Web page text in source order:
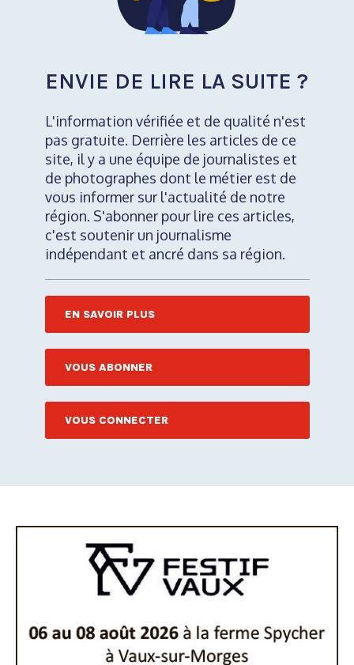
ENVIE DE LIRE LA SUITE ?
L'information vérifiée et de qualité n'est
pas gratuite. Derrière les articles de ce
site, il y a une équipe de journalistes et
de photographes dont le métier est de
vous informer sur l'actualité de notre
région. S'abonner pour lire ces articles,
c'est soutenir un journalisme
indépendant et ancré dans sa région.
EN SAVOIR PLUS
VOUS ABONNER
VOUS CONNECTER